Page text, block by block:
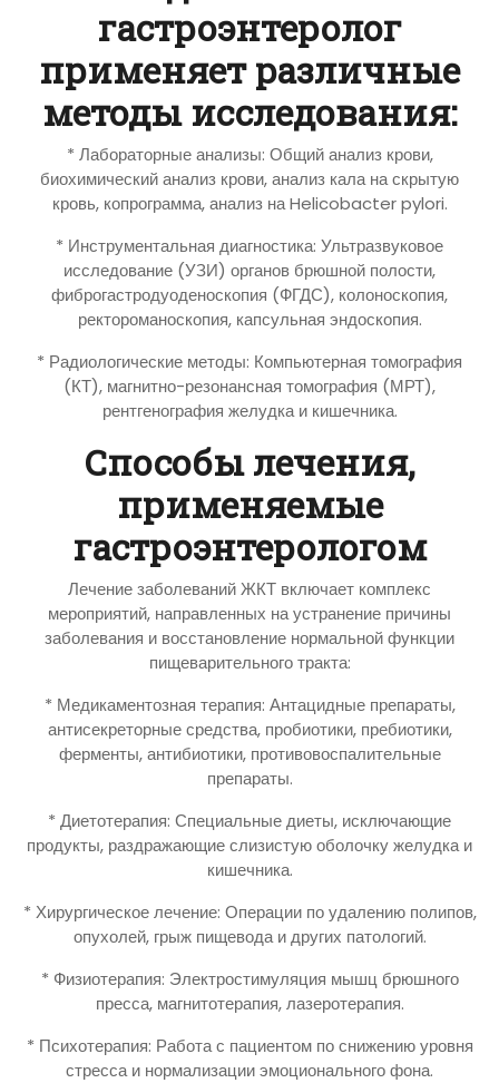
гастроэнтеролог
применяет различные
методы исследования:
* Лабораторные анализы: Общий анализ крови,
биохимический анализ крови, анализ кала на скрытую
кровь, копрограмма, анализ на Helicobacter pylori.
* Инструментальная диагностика: Ультразвуковое
исследование (УЗИ) органов брюшной полости,
фиброгастродуоденоскопия (ФГДС), колоноскопия,
ректороманоскопия, капсульная эндоскопия.
* Радиологические методы: Компьютерная томография
(КТ), магнитно-резонансная томография (МРТ),
рентгенография желудка и кишечника.
Способы лечения,
применяемые
гастроэнтерологом
Лечение заболеваний ЖКТ включает комплекс
мероприятий, направленных на устранение причины
заболевания и восстановление нормальной функции
пищеварительного тракта:
* Медикаментозная терапия: Антацидные препараты,
антисекреторные средства, пробиотики, пребиотики,
ферменты, антибиотики, противовоспалительные
препараты.
* Диетотерапия: Специальные диеты, исключающие
продукты, раздражающие слизистую оболочку желудка и
кишечника.
* Хирургическое лечение: Операции по удалению полипов,
опухолей, грыж пищевода и других патологий.
* Физиотерапия: Электростимуляция мышц брюшного
пресса, магнитотерапия, лазеротерапия.
* Психотерапия: Работа с пациентом по снижению уровня
стресса и нормализации эмоционального фона.